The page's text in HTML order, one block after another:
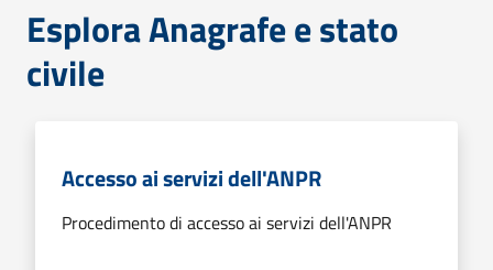
Esplora Anagrafe e stato
civile
Accesso ai servizi dell'ANPR
Procedimento di accesso ai servizi dell'ANPR